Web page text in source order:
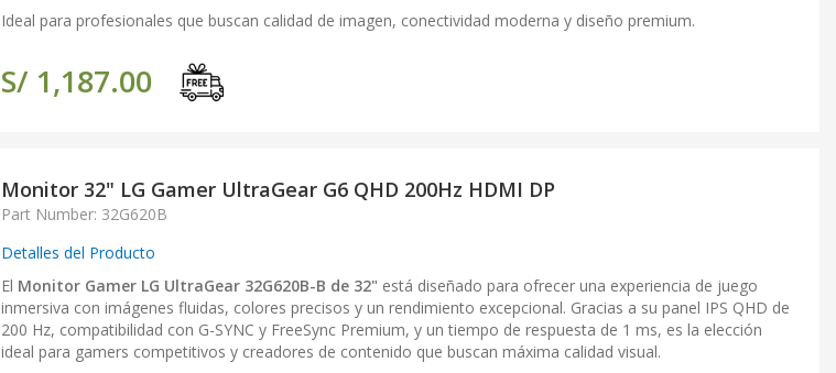
Ideal para profesionales que buscan calidad de imagen, conectividad moderna y diseño premium.
S/ 1,187.00
Monitor 32" LG Gamer UltraGear G6 QHD 200Hz HDMI DP
Part Number: 32G620B
Detalles del Producto
El Monitor Gamer LG UltraGear 32G620B-B de 32" está diseñado para ofrecer una experiencia de juego
inmersiva con imágenes fluidas, colores precisos y un rendimiento excepcional. Gracias a su panel IPS QHD de
200 Hz, compatibilidad con G-SYNC y FreeSync Premium, y un tiempo de respuesta de 1 ms, es la elección
ideal para gamers competitivos y creadores de contenido que buscan máxima calidad visual.